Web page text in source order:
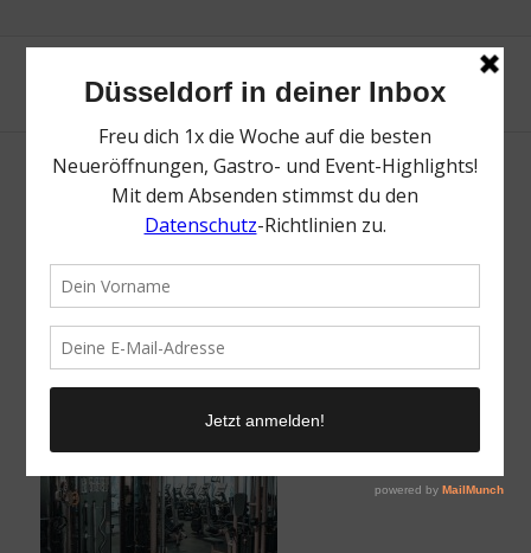
TRU Fitness Gym | Lieblingsladen | Mr.